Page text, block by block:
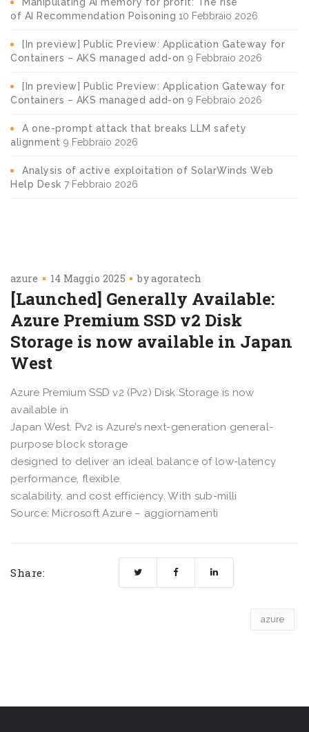
of AI Recommendation Poisoning 10 Febbraio 2026
[In preview] Public Preview: Application Gateway for
Containers – AKS managed add-on 9 Febbraio 2026
[In preview] Public Preview: Application Gateway for
Containers – AKS managed add-on 9 Febbraio 2026
A one-prompt attack that breaks LLM safety
alignment 9 Febbraio 2026
Analysis of active exploitation of SolarWinds Web
Help Desk 7 Febbraio 2026
azure 14 Maggio 2025 byagoratech
[Launched] Generally Available:
Azure Premium SSD v2 Disk
Storage is now available in Japan
West
Azure Premium SSD v2 (Pv2) Disk Storage is now
available in
Japan West. Pv2 is Azure’s next-generation general-
purpose block storage
designed to deliver an ideal balance of low-latency
performance, flexible
scalability, and cost efficiency. With sub-milli
Source: Microsoft Azure – aggiornamenti
Share:
azure